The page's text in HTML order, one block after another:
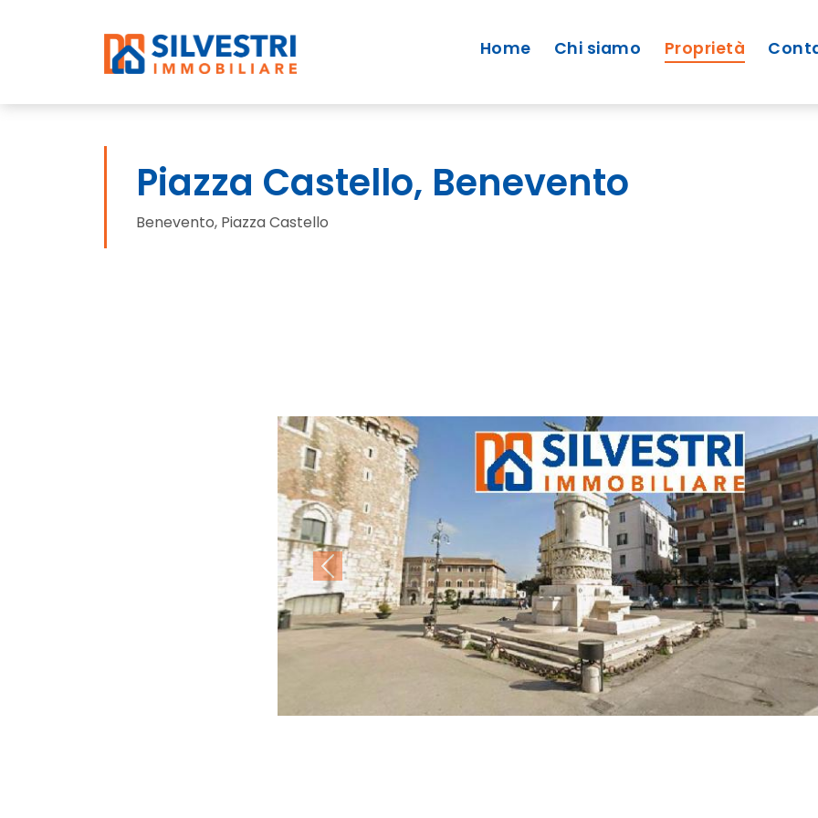
Home Chi siamo Proprietà
Piazza Castello, Benevento
Benevento, Piazza Castello
Previous